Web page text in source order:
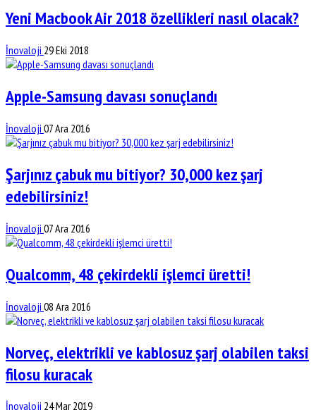
Yeni Macbook Air 2018 özellikleri nasıl olacak?
İnovaloji 29 Eki 2018
Apple-Samsung davası sonuçlandı
İnovaloji 07 Ara 2016
Şarjınız çabuk mu bitiyor? 30,000 kez şarj
edebilirsiniz!
İnovaloji 07 Ara 2016
Qualcomm, 48 çekirdekli işlemci üretti!
İnovaloji 08 Ara 2016
Norveç, elektrikli ve kablosuz şarj olabilen taksi
filosu kuracak
İnovaloji 24 Mar 2019